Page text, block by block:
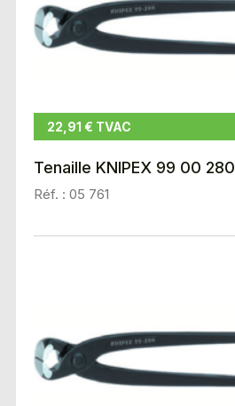
22,91 € TVAC
Tenaille KNIPEX 99 00 280
Réf. : 05 761